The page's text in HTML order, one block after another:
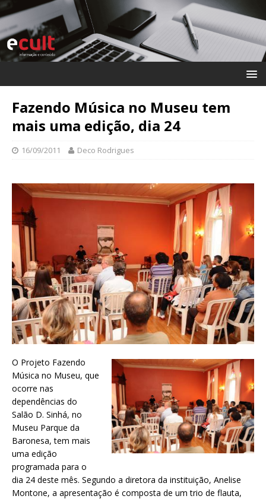
Fazendo Música no Museu tem
mais uma edição, dia 24
16/09/2011 Deco Rodrigues
O Projeto Fazendo
Música no Museu, que
ocorre nas
dependências do
Salão D. Sinhá, no
Museu Parque da
Baronesa, tem mais
uma edição
programada para o
dia 24 deste mês. Segundo a diretora da instituição, Anelise
Montone, a apresentação é composta de um trio de flauta,